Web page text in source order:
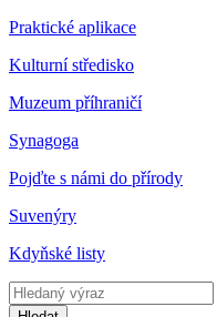
Praktické aplikace
Kulturní středisko
Muzeum příhraničí
Synagoga
Pojďte s námi do přírody
Suvenýry
Kdyňské listy